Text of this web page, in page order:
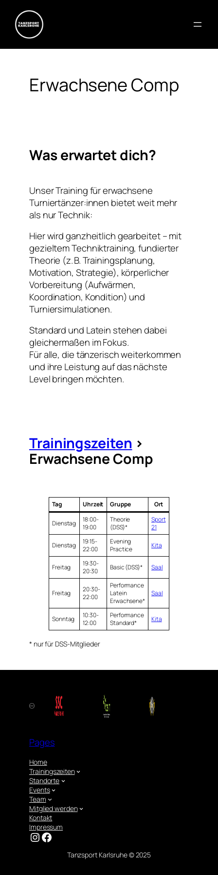
Erwachsene Comp
Was erwartet dich?
Unser Training für erwachsene
Turniertänzer:innen bietet weit mehr
als nur Technik:
Hier wird ganzheitlich gearbeitet – mit
gezieltem Techniktraining, fundierter
Theorie (z. B. Trainingsplanung,
Motivation, Strategie), körperlicher
Vorbereitung (Aufwärmen,
Koordination, Kondition) und
Turniersimulationen.
Standard und Latein stehen dabei
gleichermaßen im Fokus.
Für alle, die tänzerisch weiterkommen
und ihre Leistung auf das nächste
Level bringen möchten.
Trainingszeiten >
Erwachsene Comp
Tag Uhrzeit Gruppe Ort
Dienstag
18:00-
19:00
Theorie
(DSS)*
Sport
21
Dienstag
19:15-
22:00
Evening
Practice
Kita
Freitag
19:30-
20:30
Basic (DSS)* Saal
Freitag
20:30-
22:00
Performance
Latein
Erwachsene*
Saal
Sonntag
10:30-
12:00
Performance
Standard*
Kita
* nur für DSS-Mitglieder
Pages
Home
Trainingszeiten
Standorte
Events
Team
Mitglied werden
Kontakt
Impressum
Instagram
Facebook
Tanzsport Karlsruhe © 2025